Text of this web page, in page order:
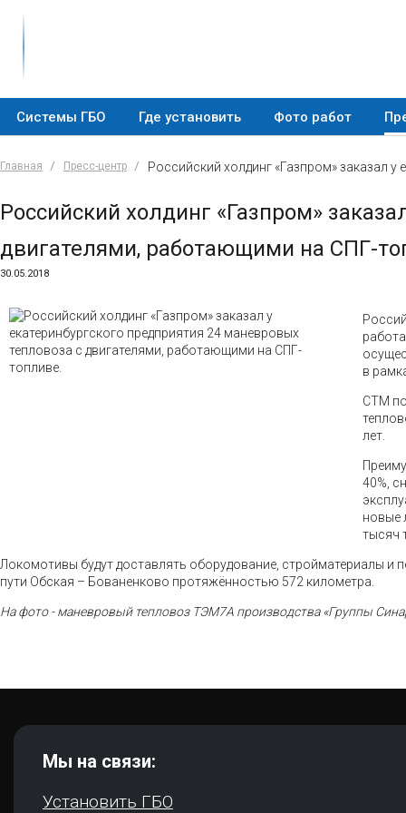
Системы ГБО Где установить Фото работ
Главная Пресс-центр Российский холдинг «Газпром» заказал
Российский холдинг «Газпром»
двигателями, работающими на СПГ-
30.05.2018
в
СТМ
лет.
40%,
новые
тысяч
Локомотивы будут доставлять оборудование, стройматериалы
пути Обская – Бованенково протяжённостью 572 километра.
На фото - маневровый тепловоз ТЭМ7А производства «Группы
Мы на связи:
Установить ГБО